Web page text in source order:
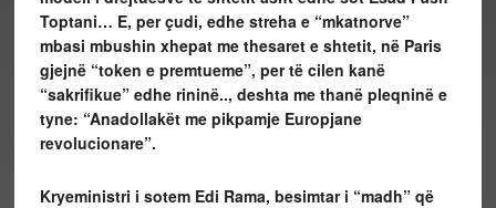
Toptani… E, per çudi, edhe streha e “mkatnorve”
mbasi mbushin xhepat me thesaret e shtetit, në Paris
gjejnë “token e premtueme”, per të cilen kanë
“sakrifikue” edhe rininë.., deshta me thanë pleqninë e
tyne: “Anadollakët me pikpamje Europjane
revolucionare”.
Kryeministri i sotem Edi Rama, besimtar i “madh” që